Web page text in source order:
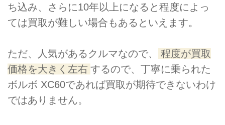
ち込み、さらに10年以上になると程度によっ
ては買取が難しい場合もあるといえます。
ただ、人気があるクルマなので、
程度が買取
価格を大きく左右 するので、丁寧に乗られた
ボルボ XC60であれば買取が期待できないわけ
ではありません。